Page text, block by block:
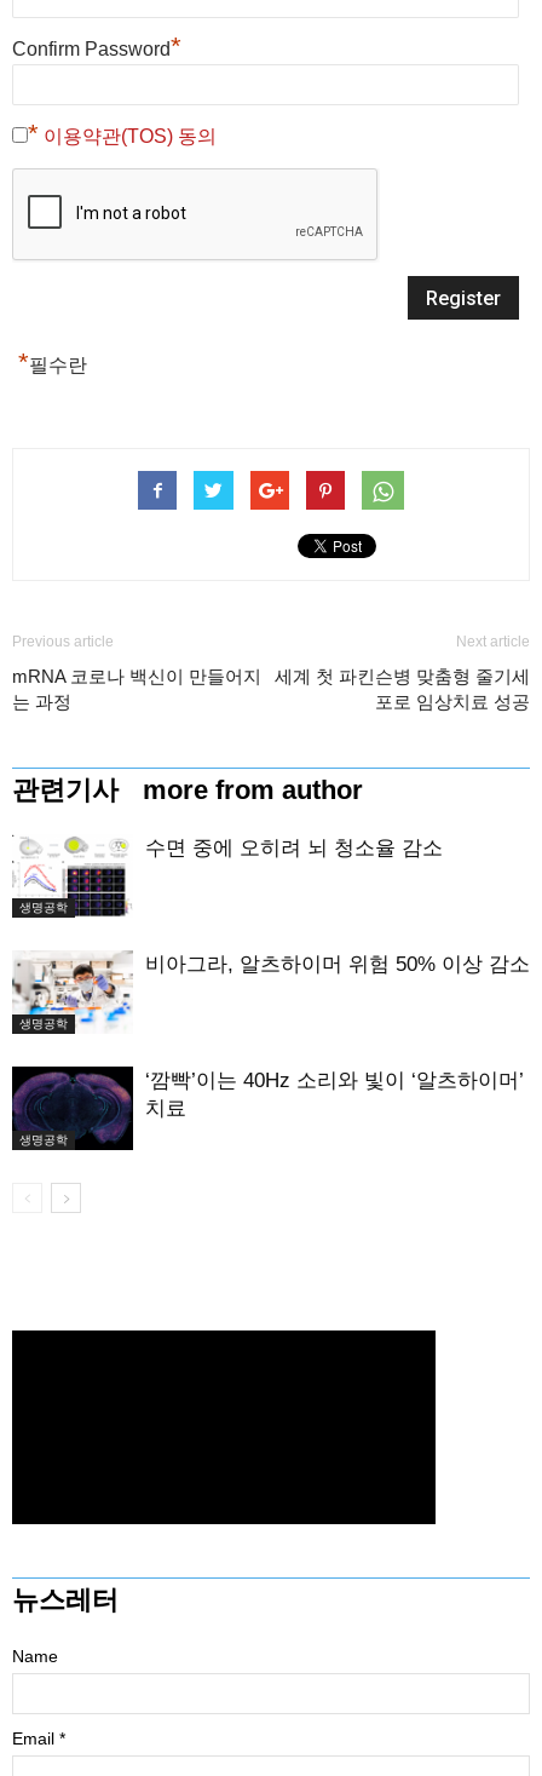
Confirm Password*
* 이용약관(TOS) 동의
*필수란
Previous article
mRNA 코로나 백신이 만들어지
는 과정
Next article
세계 첫 파킨슨병 맞춤형 줄기세
포로 임상치료 성공
관련기사 more from author
생명공학
수면 중에 오히려 뇌 청소율 감소
생명공학
비아그라, 알츠하이머 위험 50% 이상 감소
생명공학
‘깜빡’이는 40Hz 소리와 빛이 ‘알츠하이머’
치료
뉴스레터
Name
Email *